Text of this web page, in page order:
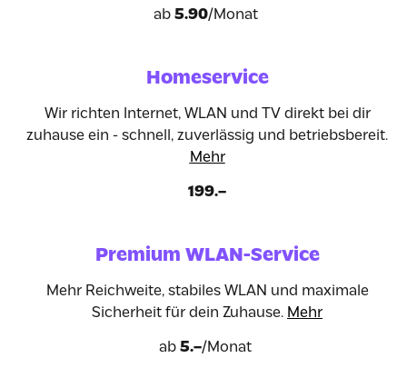
ab 5.90/Monat
Homeservice
Wir richten Internet, WLAN und TV direkt bei dir
zuhause ein - schnell, zuverlässig und betriebsbereit.
Mehr
199.–
Premium WLAN-Service
Mehr Reichweite, stabiles WLAN und maximale
Sicherheit für dein Zuhause. Mehr
ab 5.–/Monat